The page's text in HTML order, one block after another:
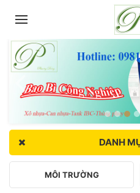
DANH
MÔI TRƯỜNG